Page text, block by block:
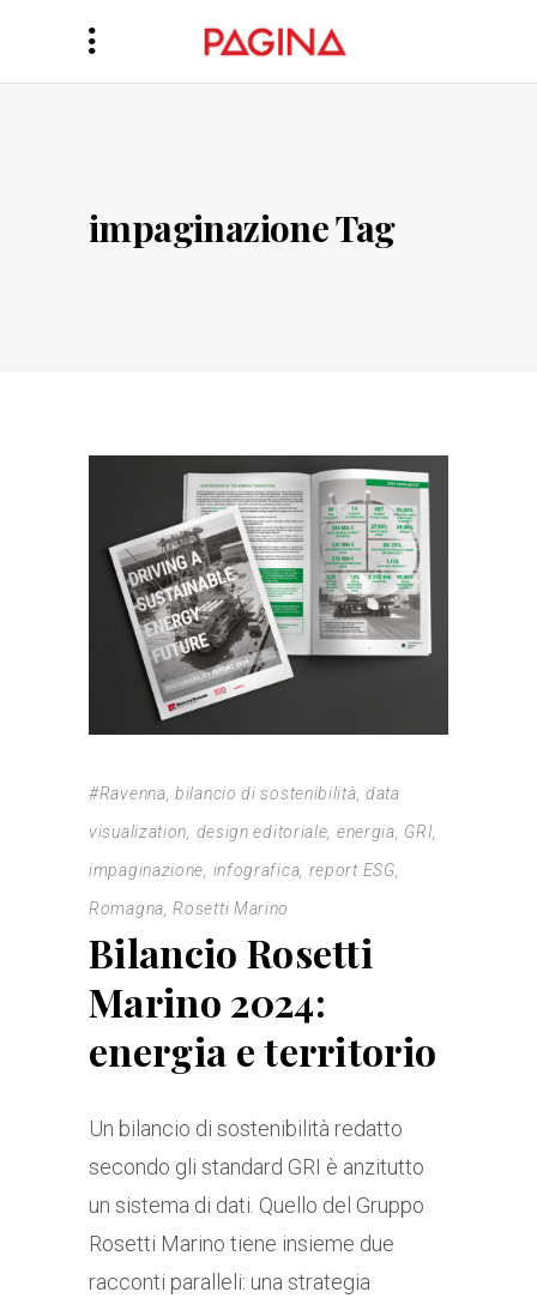
impaginazione Tag
#Ravenna ,bilancio di sostenibilità data
visualization design editoriale energia GRI
impaginazione infografica report ESG
Romagna ,Rosetti Marino
Bilancio Rosetti
Marino 2024:
energia e territorio
Un bilancio di sostenibilità redatto
secondo gli standard GRI è anzitutto
un sistema di dati. Quello del Gruppo
Rosetti Marino tiene insieme due
racconti paralleli: una strategia